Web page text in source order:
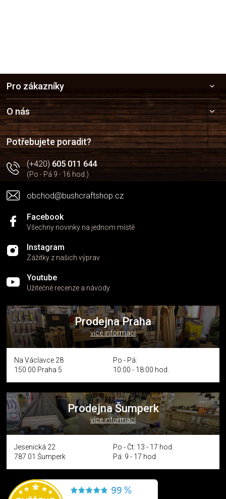
a
t
í
Pro zákazníky
O nás
Potřebujete poradit?
(+420)605 011 644
(Po - Pá 9 - 16 hod.)
obchod@bushcraftshop.cz
Facebook
Všechny novinky na jednom místě
Instagram
Zážitky z našich výprav
Youtube
Užitečné recenze a návody
Prodejna Praha
více informací
Na Václavce 28
150 00 Praha 5
Po - Pá:
10:00 - 18:00 hod.
Prodejna Šumperk
více informací
Jesenická 22
787 01 Šumperk
Po - Čt: 13 - 17 hod.
Pá: 9 - 17 hod.